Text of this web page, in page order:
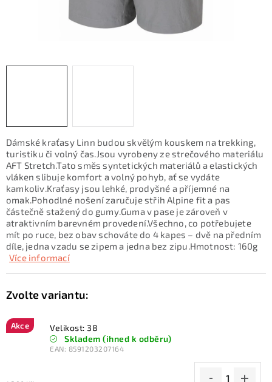
SKI servis Půjčovna lyží a SNB
Dámské kraťasy Linn budou skvělým kouskem na trekking,
turistiku či volný čas.Jsou vyrobeny ze strečového materiálu
AFT Stretch.Tato směs syntetických materiálů a elastických
vláken slibuje komfort a volný pohyb, ať se vydáte
kamkoliv.Kraťasy jsou lehké, prodyšné a příjemné na
omak.Pohodlné nošení zaručuje střih Alpine fit a pas
částečně stažený do gumy.Guma v pase je zároveň v
atraktivním barevném provedení.Všechno, co potřebujete
mít po ruce, bez obav schováte do 4 kapes – dvě na předním
díle, jedna vzadu se zipem a jedna bez zipu.Hmotnost: 160g
Více informací
Akce
Velikost: 38
Skladem (ihned k odběru)
EAN: 8591203207164